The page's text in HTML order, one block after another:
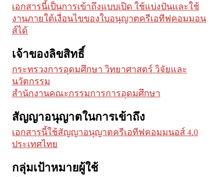
เอกสารนี้เป็นการเข้าถึงแบบเปิด ใช้แบ่งปันและใช้
งานภายใต้เงื่อนไขของใบอนุญาตครีเอทีฟคอมมอน
ส์ได้
เจ้าของลิขสิทธิ์
กระทรวงการอุดมศึกษา วิทยาศาสตร์ วิจัยและ
นวัตกรรม
สำนักงานคณะกรรมการการอุดมศึกษา
สัญญาอนุญาตในการเข้าถึง
เอกสารนี้ใช้สัญญาอนุญาตครีเอทีฟคอมมนอส์ 4.0
ประเทศไทย
กลุ่มเป้าหมายผู้ใช้